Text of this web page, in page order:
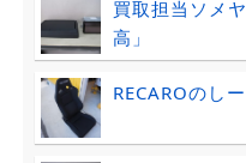
買取担当ソメ
高」
RECAROのし